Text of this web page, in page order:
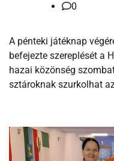
0
A pénteki játéknap
befejezte szereplését a
hazai közönség
sztároknak szurkolhat